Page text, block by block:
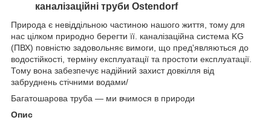
каналізаційні труби Ostendorf
Природа є невіддільною частиною нашого життя, тому для
нас цілком природно берегти її. каналізаційна система KG
(ПВХ) повністю задовольняє вимоги, що пред'являються до
водостійкості, терміну експлуатації та простоти експлуатації.
Тому вона забезпечує надійний захист довкілля від
забруднень стічними водами/
Багатошарова труба — ми вчимося в природи
Опис